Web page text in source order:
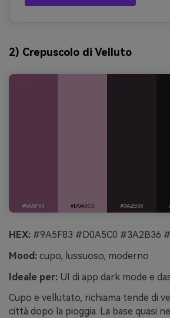
2) Crepuscolo di Velluto
HEX: #9A5F83 #D0A5C0 #3A2B36
Mood: cupo, lussuoso, moderno
Ideale per: UI di app dark mode e
Cupo e vellutato, richiama tende di
città dopo la pioggia. La base quasi